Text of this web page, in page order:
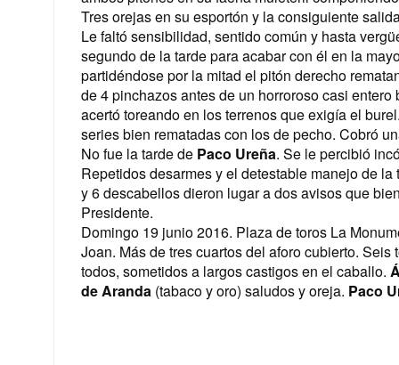
Tres orejas en su esportón y la consiguiente
Le faltó sensibilidad, sentido común y hasta
segundo de la tarde para acabar con él en la
partidéndose por la mitad el pitón derecho
de 4 pinchazos antes de un horroroso casi
acertó toreando en los terrenos que exigía el
series bien rematadas con los de pecho. Cobró
No fue la tarde de Paco Ureña. Se le percibió
Repetidos desarmes y el detestable manejo de
y 6 descabellos dieron lugar a dos avisos que
Presidente.
Domingo 19 junio 2016. Plaza de toros La
Joan. Más de tres cuartos del aforo cubierto. Seis
todos, sometidos a largos castigos en el caballo.
de Aranda(tabaco y oro) saludos y oreja. Paco